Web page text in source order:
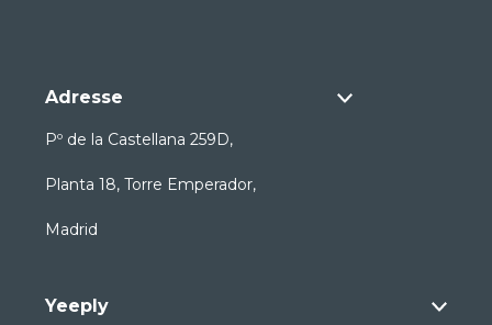
Adresse
Pº de la Castellana 259D,
Planta 18, Torre Emperador,
Madrid
Yeeply